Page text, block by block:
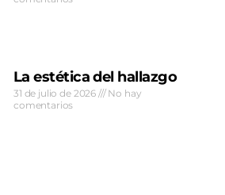
La estética del hallazgo
31 de julio de 2026
No hay
comentarios